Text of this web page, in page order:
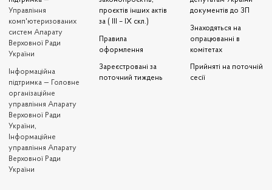
Управління
комп'ютеризованих
систем Апарату
Верховної Ради
України
Iнформаційна
підтримка — Головне
організаційне
управління Апарату
Верховної Ради
України,
Інформаційне
управління Апарату
Верховної Ради
України
проєктів інших актів
за ( III – IX скл.)
Правила
оформлення
Зареєстровані за
поточний тиждень
документів до ЗП
Знаходяться на
опрацюванні в
комітетах
Прийняті на поточній
сесії